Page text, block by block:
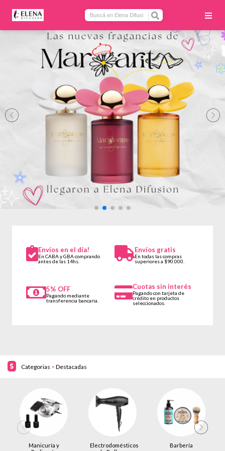
Envíos en el día!
En CABA y GBA comprando
antes de las 14hs.
Envíos gratis
En todas las compras
superiores a $90.000.
5% OFF
Pagando mediante
transferencia bancaria.
Cuotas sin interés
Pagando con tarjeta de
crédito en productos
seleccionados.
Categorias > Destacadas
Manicuría y
Electrodomésticos
Barbería